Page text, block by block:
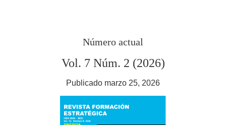
Número actual
Vol. 7 Núm. 2 (2026)
Publicado marzo 25, 2026